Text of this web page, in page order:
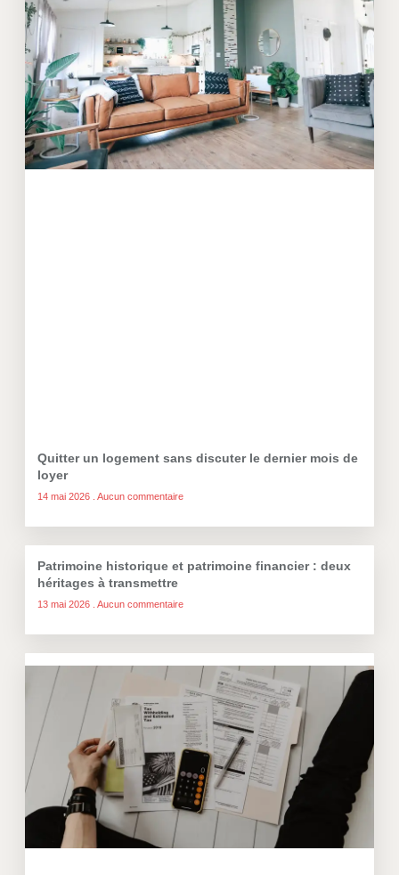
Quitter un logement sans discuter le dernier mois de
loyer
14 mai 2026 Aucun commentaire
Patrimoine historique et patrimoine financier : deux
héritages à transmettre
13 mai 2026 Aucun commentaire